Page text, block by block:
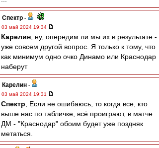
Спектр -
03 май 2024 19:34
Карелин , ну, опередим ли мы их в результате -
уже совсем другой вопрос. Я только к тому, что
как минимум одно очко Динамо или Краснодар
наберут
Карелин -
03 май 2024 19:31
Спектр , Если не ошибаюсь, то когда все, кто
выше нас по табличке, всё проиграют, в матче
ДМ - "Краснодар" обоим будет уже поздняк
метаться.